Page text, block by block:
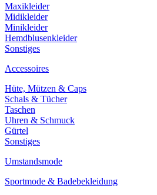
Maxikleider
Midikleider
Minikleider
Hemdblusenkleider
Sonstiges
Accessoires
Hüte, Mützen & Caps
Schals & Tücher
Taschen
Uhren & Schmuck
Gürtel
Sonstiges
Umstandsmode
Sportmode & Badebekleidung